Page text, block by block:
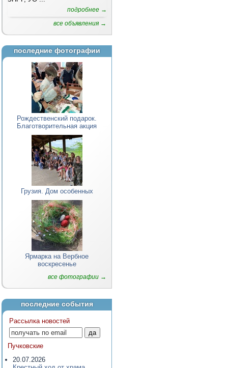
подробнее →
все объявления →
последние фотографии
Рождественский подарок.
Благотворительная акция
Грузия. Дом особенных
Ярмарка на Вербное
воскресенье
все фотографии →
последние события
Рассылка новостей
Пучковские
20.07.2026